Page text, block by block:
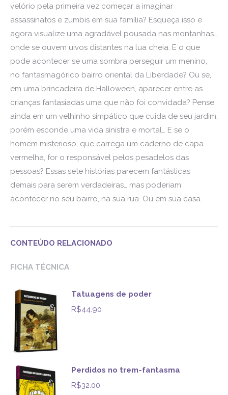
velório pela primeira vez começar a imaginar
assassinatos e zumbis em sua família? Esqueça isso e
agora visualize uma agradável pousada nas montanhas…
onde se ouvem uivos distantes na lua cheia. E o que
pode acontecer se uma sombra perseguir um menino,
no fantasmagórico bairro oriental da Liberdade? Ou se,
em uma brincadeira de Halloween, aparecer entre as
crianças fantasiadas uma que não foi convidada? Pense
ainda em um velhinho simpático que cuida de seu jardim,
porém esconde uma vida sinistra e mortal… E se o
homem misterioso, que carrega um caderno de capa
vermelha, for o responsável pelos pesadelos das
pessoas? Essas sete histórias parecem fantásticas
demais para serem verdadeiras… mas poderiam
acontecer no seu bairro, na sua rua. Ou em sua casa.
CONTEÚDO RELACIONADO
FICHA TÉCNICA
Tatuagens de poder
R$44.90
Perdidos no trem-fantasma
R$32.00